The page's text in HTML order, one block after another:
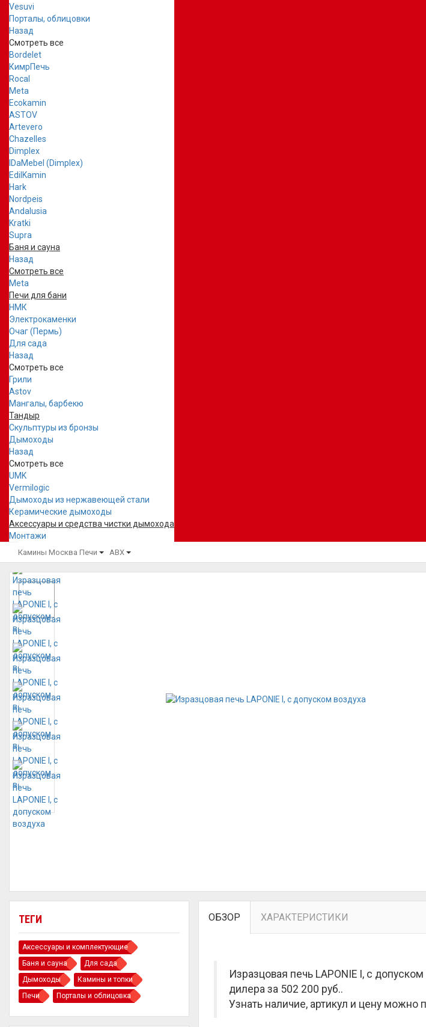
Vesuvi
Порталы, облицовки
Назад
Смотреть все
Bordelet
КимрПечь
Rocal
Meta
Ecokamin
ASTOV
Artevero
Chazelles
Dimplex
IDaMebel (Dimplex)
EdilKamin
Hark
Nordpeis
Andalusia
Kratki
Supra
Баня и сауна
Назад
Смотреть все
Meta
Печи для бани
НМК
Электрокаменки
Очаг (Пермь)
Для сада
Назад
Смотреть все
Грили
Astov
Мангалы, барбекю
Тандыр
Скульптуры из бронзы
Дымоходы
Назад
Смотреть все
UMK
Vermilogic
Дымоходы из нержавеющей стали
Керамические дымоходы
Аксессуары и средства чистки дымохода
Монтажи
Камины Москва Печи ABX
ТЕГИ
Аксессуары и комплектующие
Баня и сауна
Для сада
Дымоходы
Камины и топки
Печи
Порталы и облицовка
ОБЗОР ХАРАКТЕРИСТИКИ
Изразцовая печь LAPONIE I, с
дилера за 502 200 руб..
Узнать наличие, артикул и цену